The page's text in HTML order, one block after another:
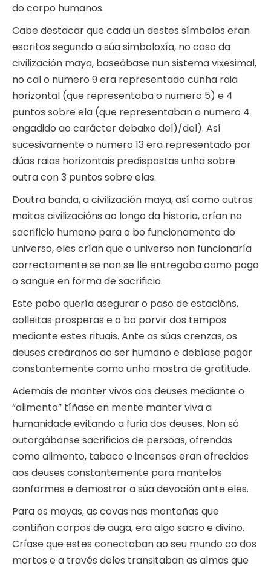
do corpo humanos.
Cabe destacar que cada un destes símbolos eran
escritos segundo a súa simboloxía, no caso da
civilización maya, baseábase nun sistema vixesimal,
no cal o numero 9 era representado cunha raia
horizontal (que representaba o numero 5) e 4
puntos sobre ela (que representaban o numero 4
engadido ao carácter debaixo del)/del). Así
sucesivamente o numero 13 era representado por
dúas raias horizontais predispostas unha sobre
outra con 3 puntos sobre elas.
Doutra banda, a civilización maya, así como outras
moitas civilizacións ao longo da historia, crían no
sacrificio humano para o bo funcionamento do
universo, eles crían que o universo non funcionaría
correctamente se non se lle entregaba como pago
o sangue en forma de sacrificio.
Este pobo quería asegurar o paso de estacións,
colleitas prosperas e o bo porvir dos tempos
mediante estes rituais. Ante as súas crenzas, os
deuses creáranos ao ser humano e debíase pagar
constantemente como unha mostra de gratitude.
Ademais de manter vivos aos deuses mediante o
“alimento” tíñase en mente manter viva a
humanidade evitando a furia dos deuses. Non só
outorgábanse sacrificios de persoas, ofrendas
como alimento, tabaco e incensos eran ofrecidos
aos deuses constantemente para mantelos
conformes e demostrar a súa devoción ante eles.
Para os mayas, as covas nas montañas que
contiñan corpos de auga, era algo sacro e divino.
Críase que estes conectaban ao seu mundo co dos
mortos e a través deles transitaban as almas que